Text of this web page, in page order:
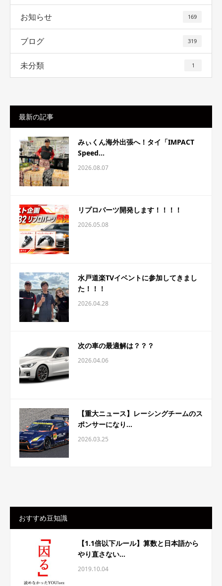
お知らせ 169
ブログ 319
未分類 1
最新の記事
みぃくん海外出張へ！タイ「IMPACT
Speed...
2026.08.07
リプロパーツ開発します！！！！
2026.05.08
水戸道楽TVイベントに参加してきまし
た！！！
2026.04.28
次の車の最適解は？？？
2026.04.06
【重大ニュース】レーシングチームのス
ポンサーになり...
2026.03.25
おすすめ豆知識
【1.1倍以下ルール】算数と日本語から
やり直さない...
2019.10.04